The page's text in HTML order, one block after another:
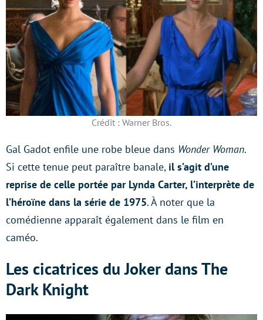
Crédit : Warner Bros.
Gal Gadot enfile une robe bleue dans Wonder Woman.
Si cette tenue peut paraître banale, il s’agit d’une
reprise de celle portée par Lynda Carter, l’interprète de
l’héroïne dans la série de 1975. À noter que la
comédienne apparaît également dans le film en
caméo.
Les cicatrices du Joker dans The
Dark Knight